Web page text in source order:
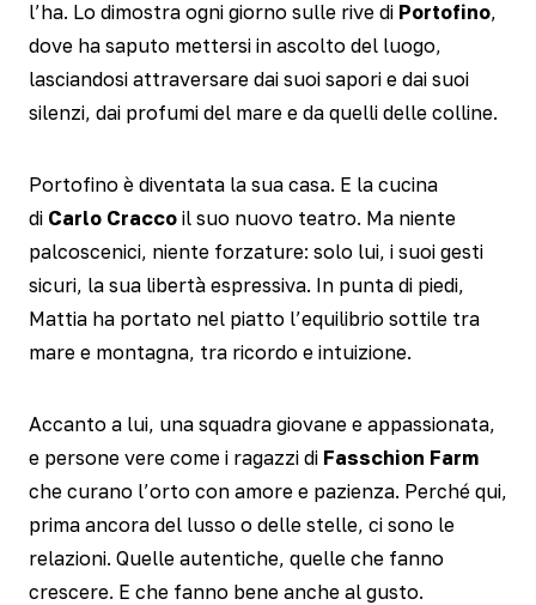
l’ha. Lo dimostra ogni giorno sulle rive di Portofino,
dove ha saputo mettersi in ascolto del luogo,
lasciandosi attraversare dai suoi sapori e dai suoi
silenzi, dai profumi del mare e da quelli delle colline.
Portofino è diventata la sua casa. E la cucina
di Carlo Cracco il suo nuovo teatro. Ma niente
palcoscenici, niente forzature: solo lui, i suoi gesti
sicuri, la sua libertà espressiva. In punta di piedi,
Mattia ha portato nel piatto l’equilibrio sottile tra
mare e montagna, tra ricordo e intuizione.
Accanto a lui, una squadra giovane e appassionata,
e persone vere come i ragazzi di Fasschion Farm
che curano l’orto con amore e pazienza. Perché qui,
prima ancora del lusso o delle stelle, ci sono le
relazioni. Quelle autentiche, quelle che fanno
crescere. E che fanno bene anche al gusto.